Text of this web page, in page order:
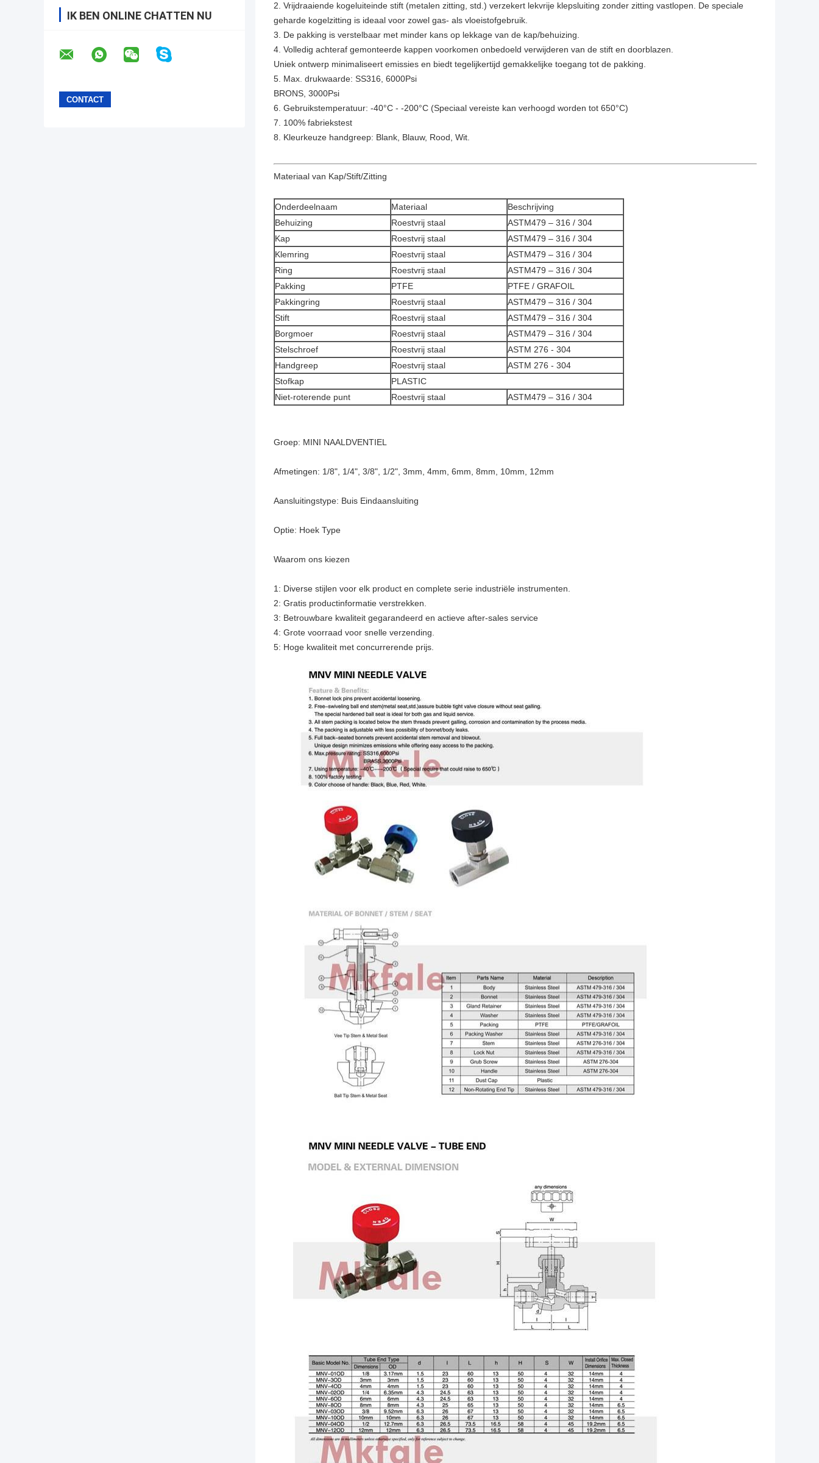
IK BEN ONLINE CHATTEN NU
2. Vrijdraaiende kogeluiteinde stift (metalen zitting, std.) verzekert lekvrije klepsluiting zonder zitting vastlopen. De speciale
geharde kogelzitting is ideaal voor zowel gas- als vloeistofgebruik.
3. De pakking is verstelbaar met minder kans op lekkage van de kap/behuizing.
4. Volledig achteraf gemonteerde kappen voorkomen onbedoeld verwijderen van de stift en doorblazen.
Uniek ontwerp minimaliseert emissies en biedt tegelijkertijd gemakkelijke toegang tot de pakking.
5. Max. drukwaarde: SS316, 6000Psi
BRONS, 3000Psi
6. Gebruikstemperatuur: -40°C - -200°C (Speciaal vereiste kan verhoogd worden tot 650°C)
7. 100% fabriekstest
8. Kleurkeuze handgreep: Blank, Blauw, Rood, Wit.
Materiaal van Kap/Stift/Zitting
Onderdeelnaam Materiaal
Beschrijving
Behuizing
Roestvrij staal
ASTM479 – 316 / 304
Kap
Roestvrij staal
ASTM479 – 316 / 304
Klemring
Roestvrij staal
ASTM479 – 316 / 304
Ring
Roestvrij staal
ASTM479 – 316 / 304
Pakking
PTFE
PTFE / GRAFOIL
Pakkingring
Roestvrij staal
ASTM479 – 316 / 304
Stift
Roestvrij staal
ASTM479 – 316 / 304
Borgmoer
Roestvrij staal
ASTM479 – 316 / 304
Stelschroef
Roestvrij staal
ASTM 276 - 304
Handgreep
Roestvrij staal
ASTM 276 - 304
Stofkap
PLASTIC
Niet-roterende punt
Roestvrij staal ASTM479 – 316 / 304
Groep: MINI NAALDVENTIEL
Afmetingen: 1/8", 1/4", 3/8", 1/2", 3mm, 4mm, 6mm, 8mm, 10mm, 12mm
Aansluitingstype: Buis Eindaansluiting
Optie: Hoek Type
Waarom ons kiezen
1: Diverse stijlen voor elk product en complete serie industriële instrumenten.
2: Gratis productinformatie verstrekken.
3: Betrouwbare kwaliteit gegarandeerd en actieve after-sales service
4: Grote voorraad voor snelle verzending.
5: Hoge kwaliteit met concurrerende prijs.